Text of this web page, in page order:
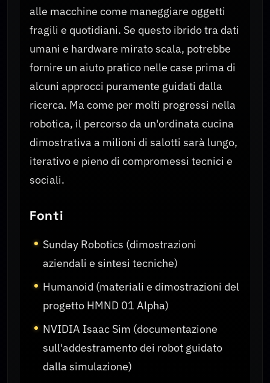
alle macchine come maneggiare oggetti
fragili e quotidiani. Se questo ibrido tra dati
umani e hardware mirato scala, potrebbe
fornire un aiuto pratico nelle case prima di
alcuni approcci puramente guidati dalla
ricerca. Ma come per molti progressi nella
robotica, il percorso da un'ordinata cucina
dimostrativa a milioni di salotti sarà lungo,
iterativo e pieno di compromessi tecnici e
sociali.
Fonti
Sunday Robotics (dimostrazioni
aziendali e sintesi tecniche)
Humanoid (materiali e dimostrazioni del
progetto HMND 01 Alpha)
NVIDIA Isaac Sim (documentazione
sull'addestramento dei robot guidato
dalla simulazione)